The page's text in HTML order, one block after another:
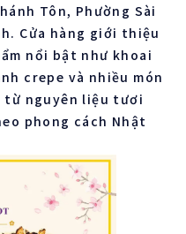
Tôn, Phường Sài
Cửa hàng giới thiệu
nổi bật như khoai
crepe và nhiều món
từ nguyên liệu tươi
phong cách Nhật